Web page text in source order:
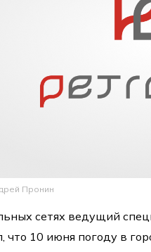
Пронин
сетях ведущий
что 10 июня погоду в